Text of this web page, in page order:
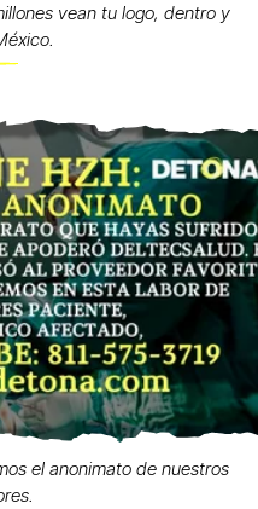
vean tu logo, dentro y
el anonimato de nuestros